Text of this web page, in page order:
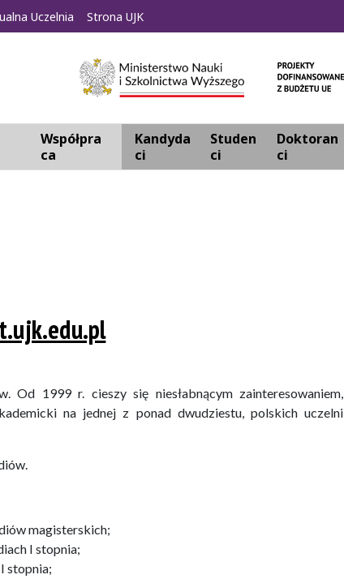
Uczelnia Strona UJK
Współpra
ca
Kandyda
ci
Studen
ci
Doktoran
ci
1999 r. cieszy się niesłabnącym zainteresowaniem,
na jednej z ponad dwudziestu, polskich uczelni
magisterskich;
I stopnia;
stopnia;